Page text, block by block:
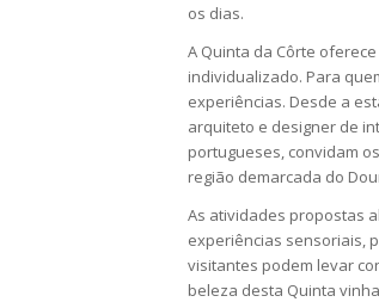
os dias.
A Quinta da Côrte
individualizado. Para
experiências. Desde a
arquiteto e designer de
portugueses, convidam
região demarcada do
As atividades propostas
experiências sensoriais,
visitantes podem levar
beleza desta Quinta